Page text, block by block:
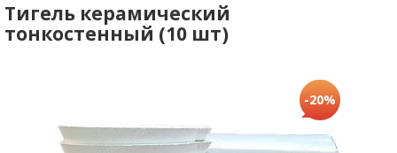
Тигель керамический
тонкостенный (10 шт)
-20%